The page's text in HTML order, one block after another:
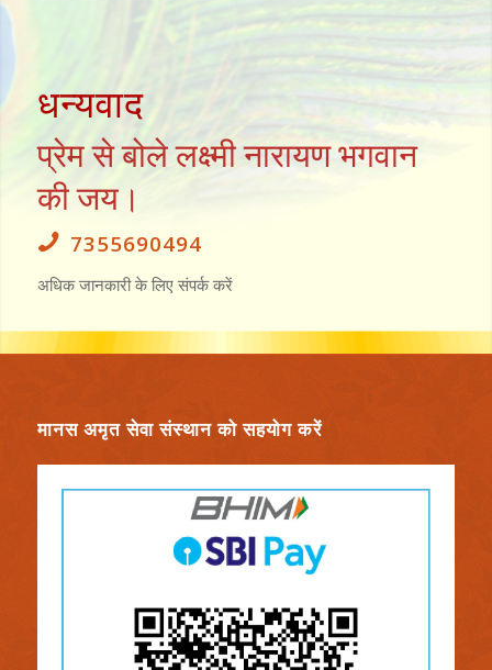
धन्यवाद
प्रेम से बोले लक्ष्मी नारायण भगवान
की जय।
7355690494
अधिक जानकारी के लिए संपर्क करें
मानस अमृत सेवा संस्थान को सहयोग करें